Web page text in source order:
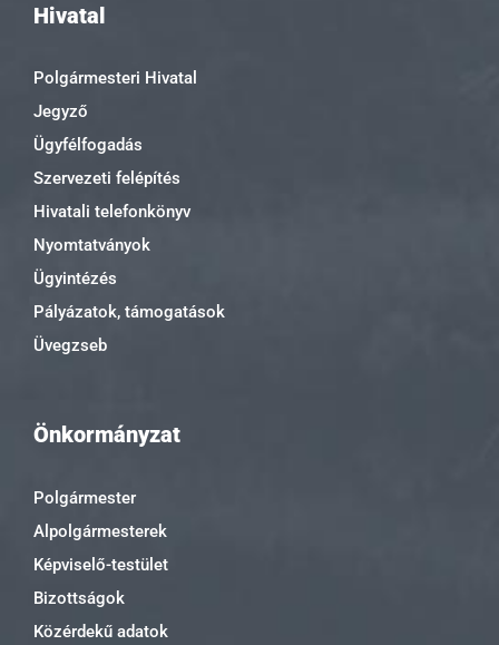
Hivatal
Polgármesteri Hivatal
Jegyző
Ügyfélfogadás
Szervezeti felépítés
Hivatali telefonkönyv
Nyomtatványok
Ügyintézés
Pályázatok, támogatások
Üvegzseb
Önkormányzat
Polgármester
Alpolgármesterek
Képviselő-testület
Bizottságok
Közérdekű adatok